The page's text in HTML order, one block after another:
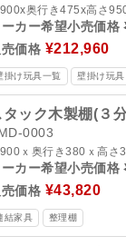
奥行き475x高さ
ーカー希望小売価格
売価格 ¥212,960
掛け玩具一覧 壁掛け玩具
タック木製棚(３
0003
ｘ奥行き380ｘ高さ
ーカー希望小売価格
売価格 ¥43,820
結家具 整理棚